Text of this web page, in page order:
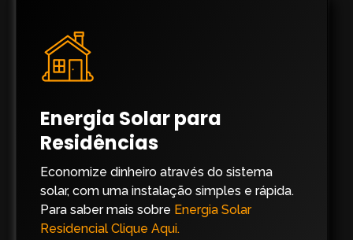
Energia Solar para
Residências
Economize dinheiro através do sistema
solar, com uma instalação simples e rápida.
Para saber mais sobre Energia Solar
Residencial Clique Aqui.